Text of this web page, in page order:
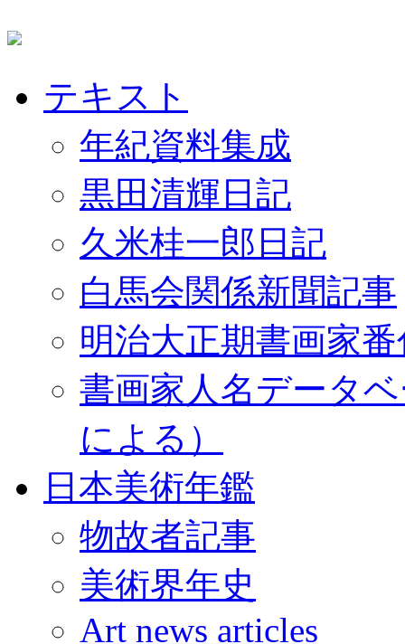
テキスト
年紀資料集成
黒田清輝日記
久米桂一郎日記
白馬会関係新聞記事
明治大正期書画家
書画家人名データ
による）
日本美術年鑑
物故者記事
美術界年史
Art news articles